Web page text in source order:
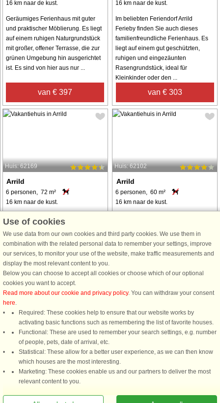
16 km naar de kust.
Geräumiges Ferienhaus mit guter
und praktischer Möblierung. Es liegt
auf einem ruhigen Naturgrundstück
mit großer, offener Terrasse, die zur
grünen Umgebung hin ausgerichtet
ist. Es sind von hier aus nur ...
van € 397
16 km naar de kust.
Im beliebten Feriendorf Arrild
Ferieby finden Sie auch dieses
familienfreundliche Ferienhaus. Es
liegt auf einem gut geschützten,
ruhigen und eingezäunten
Rasengrundstück, ideal für
Kleinkinder oder den ...
van € 303
Huis: 62169
Arrild
6 personen, 72 m²
16 km naar de kust.
Großartige Lage in Arrild Ferieby. Mit
Betten eignet es sich sowohl für
Familien als auch für Freunde. Das
Haus ist hell und funktional
eingerichtet und verfügt über 72
gut ...
van € 432
Huis: 62102
Arrild
6 personen, 60 m²
16 km naar de kust.
Ferienhaus steht auf einem schönen
und ungestörten Naturgrundstück
mit Rasenfläche. Bis zur
m. Das Wikingermuseum ...
van € 164
DanCenter A/S - Kronprinsensgade 3, 2. - 1114 København K - Danmark
Tel.: +45 70 13 00 00 - Fax.: +45 70 13 70 70 - CVR: 67324013
Danske Bank Copenhagen - IBAN: DK35 3000 4073 0424 53 - BIC/Swift Code :
Use of cookies
We use data from our own cookies and third party cookies. We use them in
combination with the related personal data to remember your settings, improve
our services, to monitor your use of the website, make traffic measurements and
display the most relevant content to you.
Below you can choose to accept all cookies or choose which of our optional
cookies you want to accept.
Read more about our cookie and privacy policy. You can withdraw your consent
here.
Required: These cookies help to ensure that our website works by
activating basic functions such as remembering the list of favorite houses.
Functional: These are used to remember your search settings, e.g. number
of people, pets, date of arrival, etc.
Statistical: These allow for a better user experience, as we can then know
which houses are the most interesting.
Marketing: These cookies enable us and our partners to deliver the most
relevant content to you.